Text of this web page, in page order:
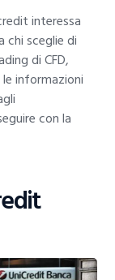
interessa
chi sceglie di
di CFD,
informazioni
con la